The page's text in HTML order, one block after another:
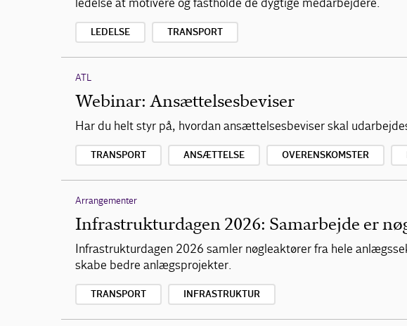
LEDELSE TRANSPORT
ATL
Webinar: Ansættelsesbeviser
Har du helt styr på, hvordan ansættelsesbeviser skal
TRANSPORT ANSÆTTELSE OVERENSKOMSTER
Arrangementer
Infrastrukturdagen 2026: Samarbejde er
Infrastrukturdagen 2026 samler nøgleaktører fra hele
skabe bedre anlægsprojekter.
TRANSPORT INFRASTRUKTUR